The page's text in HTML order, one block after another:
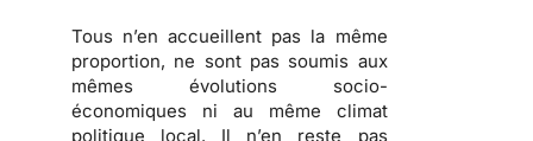
Tous n’en accueillent pas la même
proportion, ne sont pas soumis aux
mêmes évolutions socio-
économiques ni au même climat
politique local. Il n’en reste pas